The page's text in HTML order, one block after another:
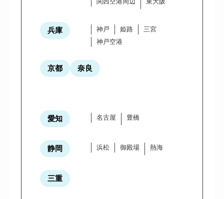
兵庫 神戸 姫路
三宮
神戸空港
京都 奈良
愛知 名古屋 豊橋
静岡 浜松 御殿場 熱海
三重